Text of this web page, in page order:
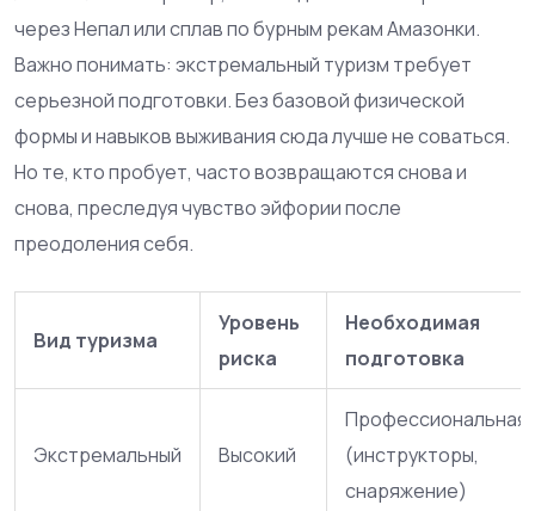
через Непал или сплав по бурным рекам Амазонки.
Важно понимать: экстремальный туризм требует
серьезной подготовки. Без базовой физической
формы и навыков выживания сюда лучше не соваться.
Но те, кто пробует, часто возвращаются снова и
снова, преследуя чувство эйфории после
преодоления себя.
Вид туризма
Уровень
риска
Необходимая
подготовка
Экстремальный Высокий
Профессиональная
(инструкторы,
снаряжение)